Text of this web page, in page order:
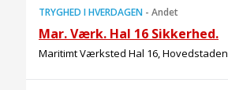
TRYGHED I HVERDAGEN - Andet
Mar. Værk. Hal 16 Sikkerhed.
Maritimt Værksted Hal 16, Hovedstaden